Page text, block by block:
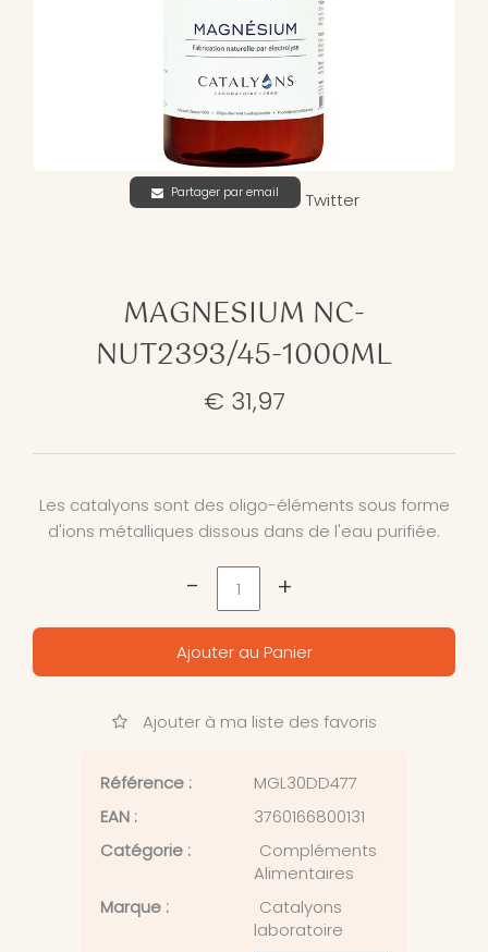
Partager par email Twitter
MAGNESIUM NC-
NUT2393/45-1000ML
€ 31,97
Les catalyons sont des oligo-éléments sous forme
d'ions métalliques dissous dans de l'eau purifiée.
- +
Ajouter au Panier
Ajouter à ma liste des favoris
Référence :
MGL30DD477
EAN :
3760166800131
Catégorie :
Compléments
Alimentaires
Marque :
Catalyons
laboratoire